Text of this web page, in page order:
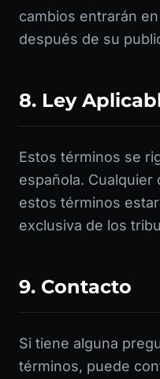
cambios entrarán
después de su
8. Ley
Estos términos se
española. Cualquier
estos términos
exclusiva de los
9. Contacto
Si tiene alguna
términos, puede